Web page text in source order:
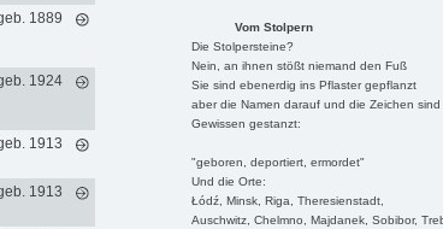
Vom Stolpern
Die Stolpersteine?
Nein, an ihnen stößt niemand den Fuß
Sie sind ebenerdig ins Pflaster gepflanzt
aber die Namen darauf und die Zeichen sind
Gewissen gestanzt:
"geboren, deportiert, ermordet"
Und die Orte:
Łódź, Minsk, Riga, Theresienstadt,
Auschwitz, Chelmno, Majdanek, Sobibor,
1889
1924
1913
1913